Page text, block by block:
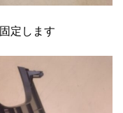
定します